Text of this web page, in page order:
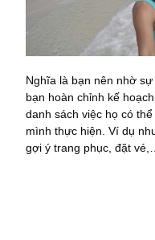
Nghĩa là bạn nên nhờ
bạn hoàn chỉnh kế
danh sách việc họ có
mình thực hiện. Ví dụ
gợi ý trang phục, đặt vé,…